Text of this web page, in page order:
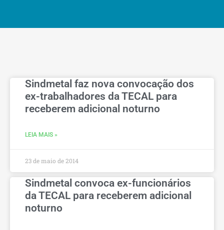
Sindmetal faz nova convocação dos
ex-trabalhadores da TECAL para
receberem adicional noturno
LEIA MAIS »
23 de maio de 2014
Sindmetal convoca ex-funcionários
da TECAL para receberem adicional
noturno